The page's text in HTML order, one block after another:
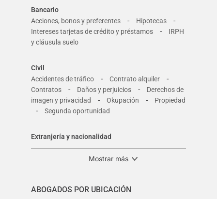
Bancario
Acciones, bonos y preferentes
- Hipotecas -
Intereses tarjetas de crédito y préstamos -
IRPH
y cláusula suelo
Civil
Accidentes de tráfico
- Contrato alquiler -
Contratos - Daños y perjuicios -
Derechos de
imagen y privacidad
- Okupación - Propiedad
- Segunda oportunidad
Extranjería y nacionalidad
Mostrar más
ABOGADOS POR UBICACIÓN